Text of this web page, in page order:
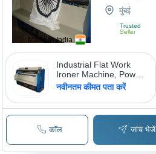
Made in India
मुंबई
Trusted
Seller
Industrial Flat Work
Ironer Machine, Power
Consumption: 1HP
नवीनतम कीमत पता करें
कॉल जांच भेजें